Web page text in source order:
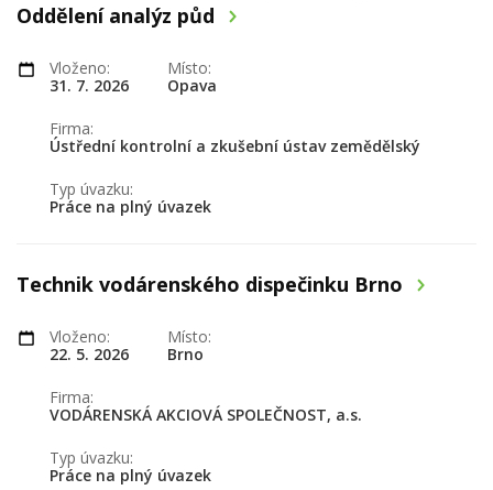
Oddělení analýz půd
Vloženo:
31. 7. 2026
Místo:
Opava
Firma:
Ústřední kontrolní a zkušební ústav zemědělský
Typ úvazku:
Práce na plný úvazek
Technik vodárenského dispečinku Brno
Vloženo:
22. 5. 2026
Místo:
Brno
Firma:
VODÁRENSKÁ AKCIOVÁ SPOLEČNOST, a.s.
Typ úvazku:
Práce na plný úvazek